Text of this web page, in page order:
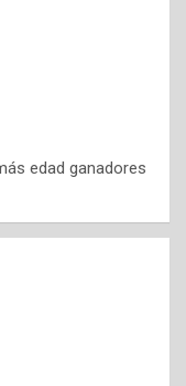
edad ganadores